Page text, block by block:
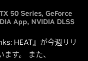
50 Series GeForce
App NVIDIA DLSS
HEAT』が今週リリ
す。 また、